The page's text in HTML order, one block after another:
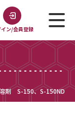
イン/会員登録
剤 S-150、S-150ND